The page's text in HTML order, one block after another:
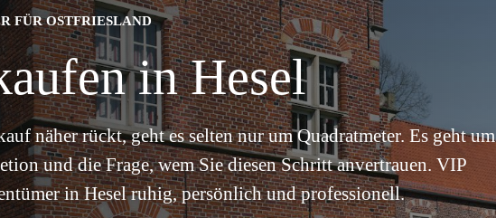
FÜR OSTFRIESLAND
in Hesel
näher rückt, geht es selten nur um Quadratmeter. Es geht um
und die Frage, wem Sie diesen Schritt anvertrauen. VIP
in Hesel ruhig, persönlich und professionell.